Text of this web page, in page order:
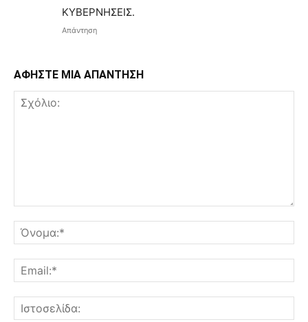
ΚΥΒΕΡΝΗΣΕΙΣ.
Απάντηση
ΑΦΗΣΤΕ ΜΙΑ ΑΠΑΝΤΗΣΗ